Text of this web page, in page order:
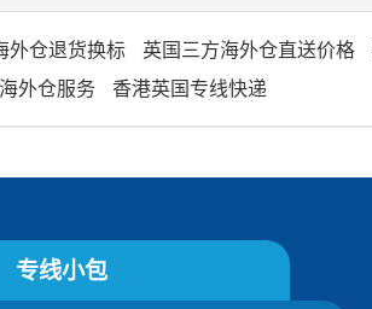
外仓退货换标 英国三方海外仓直送价格
外仓服务 香港英国专线快递
专线小包